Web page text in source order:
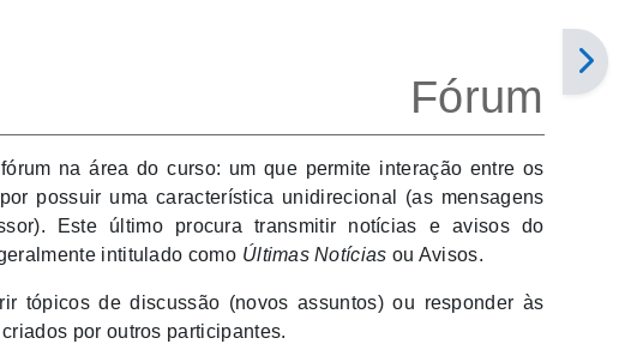
Fórum
na área do curso: um que permite interação entre os
possuir uma característica unidirecional (as mensagens
Este último procura transmitir notícias e avisos do
intitulado como ÚltimasNotícias ou Avisos.
tópicos de discussão (novos assuntos) ou responder às
por outros participantes.